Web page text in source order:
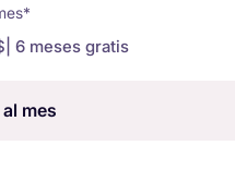
| 6 meses gratis
mes